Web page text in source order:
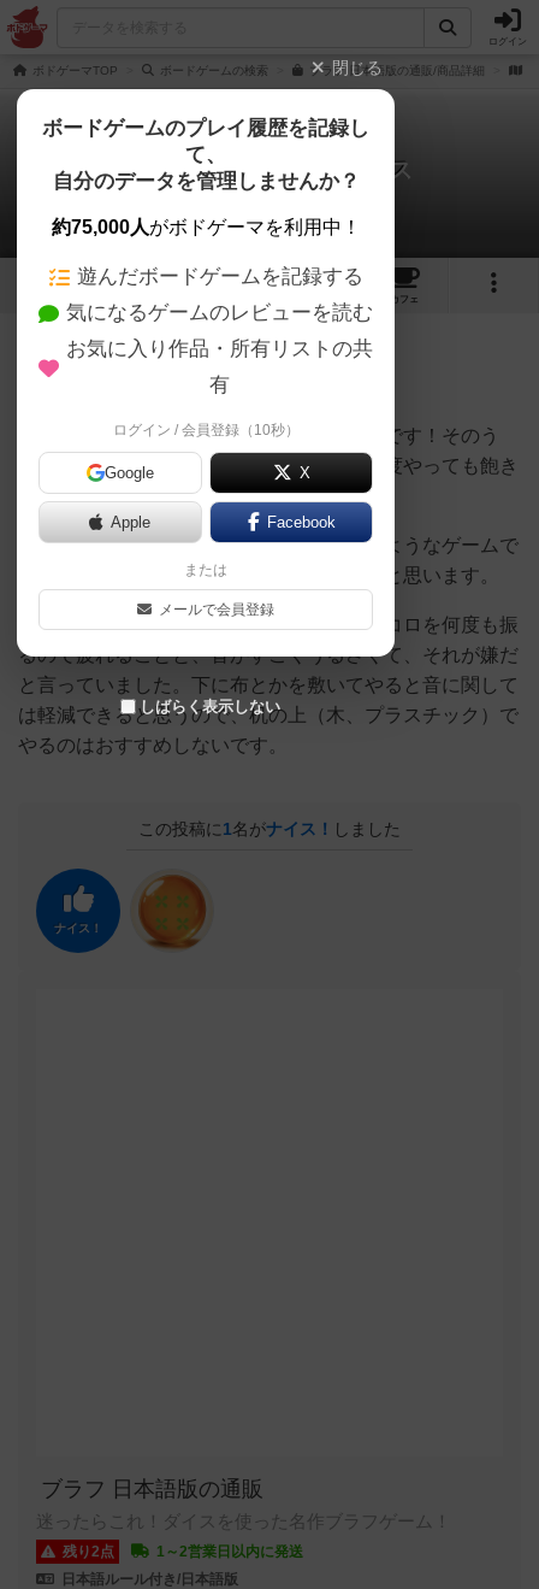
ログイン
ボドゲーマTOP ボードゲームの検索 ブラフ 日本語版の通販/商品詳細
ブラフ / ライアーズダイス
リリ茶さんのレビュー
16 5 53
カフェ
115名 1名 0 約2ヶ月前
ルールは３分あれば覚えられるくらい簡単です！そのう
え、相手との駆け引きがすごく面白く、何度やっても飽き
ないゲームです。
サイコロの個数と確立と心理戦を合わせたようなゲームで
す。酒飲んで酔いながらやるとより面白いと思います。
ただ、友人は苦手と言っていました。サイコロを何度も振
るので疲れることと、音がすごくうるさくて、それが嫌だ
と言っていました。下に布とかを敷いてやると音に関して
は軽減できると思うので、机の上（木、プラスチック）で
やるのはおすすめしないです。
この投稿に1名がナイス！ しました
ナイス！
ブラフ 日本語版の通販
迷ったらこれ！ダイスを使った名作ブラフゲーム！
残り2点
1～2営業日以内に発送
日本語ルール付き/日本語版
閉じる
ボードゲームのプレイ履歴を記録し
て、
自分のデータを管理しませんか？
約75,000人がボドゲーマを利用中！
遊んだボードゲームを記録する
気になるゲームのレビューを読む
お気に入り作品・所有リストの共
有
ログイン / 会員登録（10秒）
Google X
Apple Facebook
または
メールで会員登録
しばらく表示しない